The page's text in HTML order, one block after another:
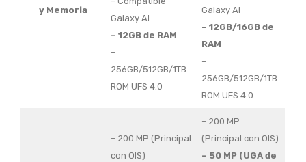
y Memoria
Galaxy AI
– 12GB de RAM
–
256GB/512GB/1TB
ROM UFS 4.0
Galaxy AI
– 12GB/16GB de
RAM
–
256GB/512GB/1TB
ROM UFS 4.0
– 200 MP (Principal
con OIS)
– 200 MP
(Principal con OIS)
– 50 MP (UGA de